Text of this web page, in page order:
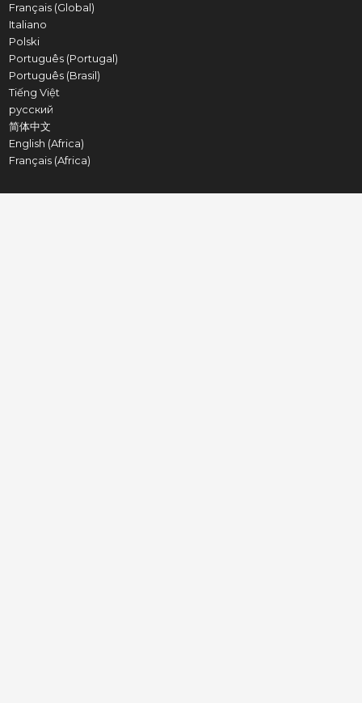
Français (Global)
Italiano
Polski
Português (Portugal)
Português (Brasil)
Tiếng Việt
русский
简体中文
English (Africa)
Français (Africa)